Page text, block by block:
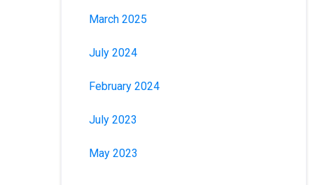
March 2025
July 2024
February 2024
July 2023
May 2023